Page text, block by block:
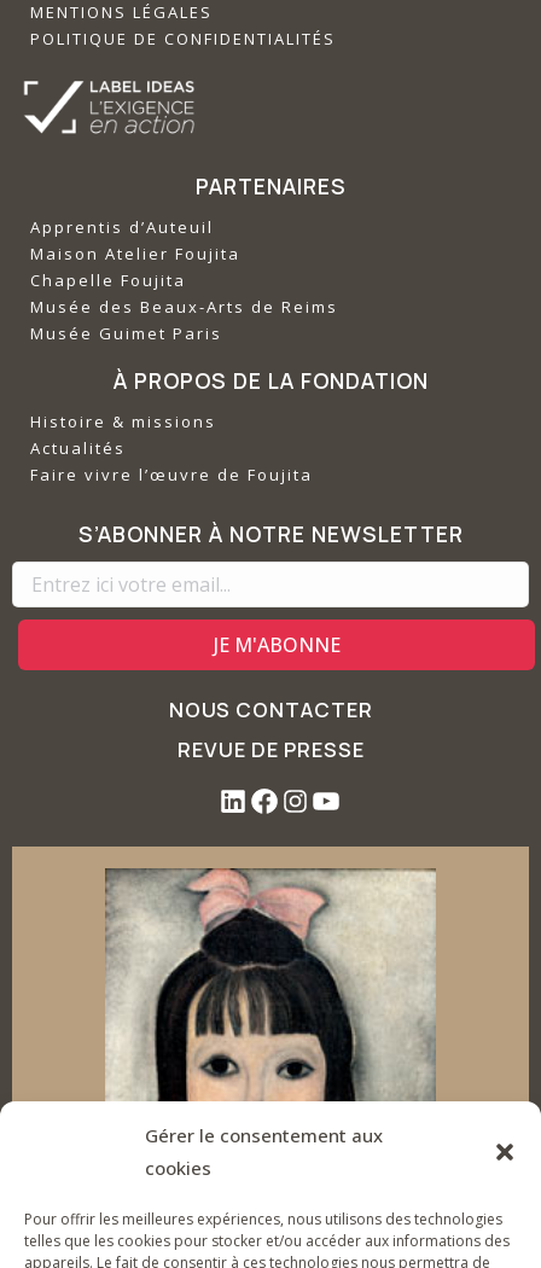
Gérer le consentement aux
cookies
Pour offrir les meilleures expériences, nous utilisons des technologies
telles que les cookies pour stocker et/ou accéder aux informations des
appareils. Le fait de consentir à ces technologies nous permettra de
MENTIONS LÉGALES
POLITIQUE DE CONFIDENTIALITÉS
PARTENAIRES
Apprentis d’Auteuil
‍Maison Atelier Foujita
‍Chapelle Foujita
‍Musée des Beaux-Arts de Reims
‍Musée Guimet Paris
À PROPOS DE LA FONDATION
Histoire & missions
Actualités
Faire vivre l’œuvre de Foujita
S’ABONNER À NOTRE NEWSLETTER
NOUS CONTACTER
REVUE DE PRESSE
L
i
n
k
e
d
I
F
a
c
e
b
o
o
I
n
s
t
a
g
r
m
o
u
T
u
b
e